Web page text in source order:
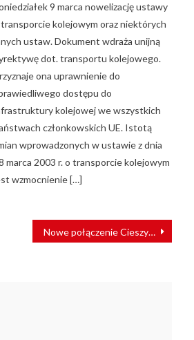
9 marca nowelizację ustawy
kolejowym oraz niektórych
ustaw. Dokument wdraża unijną
dot. transportu kolejowego.
ona uprawnienie do
dostępu do
kolejowej we wszystkich
członkowskich UE. Istotą
wprowadzonych w ustawie z dnia
marca 2003 r. o transporcie kolejowym
wzmocnienie […]
Nowe połączenie Cieszyn-Skoczów